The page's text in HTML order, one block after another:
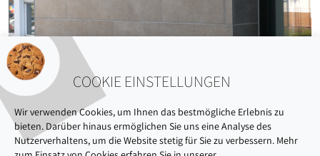
COOKIE EINSTELLUNGEN
Wir verwenden Cookies, um Ihnen das bestmögliche Erlebnis zu
bieten. Darüber hinaus ermöglichen Sie uns eine Analyse des
Nutzerverhaltens, um die Website stetig für Sie zu verbessern. Mehr